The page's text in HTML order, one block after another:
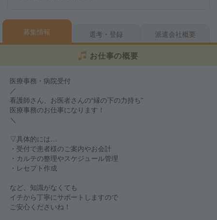
募集情報 選考・登録 派遣会社概要
お仕事の概要
医療事務・病院受付
／
看護師さん、お医者さんの“縁の下の力持ち”
医療事務のお仕事になります！
＼
▽具体的には…
・受付で患者様のご案内やお会計
・カルテの整理やスケジュール管理
・レセプト作成
など、知識がなくても
イチから丁寧にサポートしますので
ご安心くださいね！